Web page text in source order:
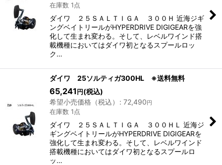
在庫数 1点
ダイワ ２５ＳＡＬＴＩＧＡ ３００Ｈ 近海ジギ
ングベイトリールがHYPERDRIVE DIGIGEARを強
化して生まれ変わる。そして、レベルワインド搭
載機種においてはダイワ初となるスプールロッ
ク…
ダイワ 25ソルティガ300HL ※送料無料
65,241 円 (税込)
希望小売価格（税込）
: 72,490円
在庫数 1点
ダイワ ２５ＳＡＬＴＩＧＡ ３００ＨＬ 近海ジ
ギングベイトリールがHYPERDRIVE DIGIGEARを
強化して生まれ変わる。そして、レベルワインド
搭載機種においてはダイワ初となるスプールロ
ッ…